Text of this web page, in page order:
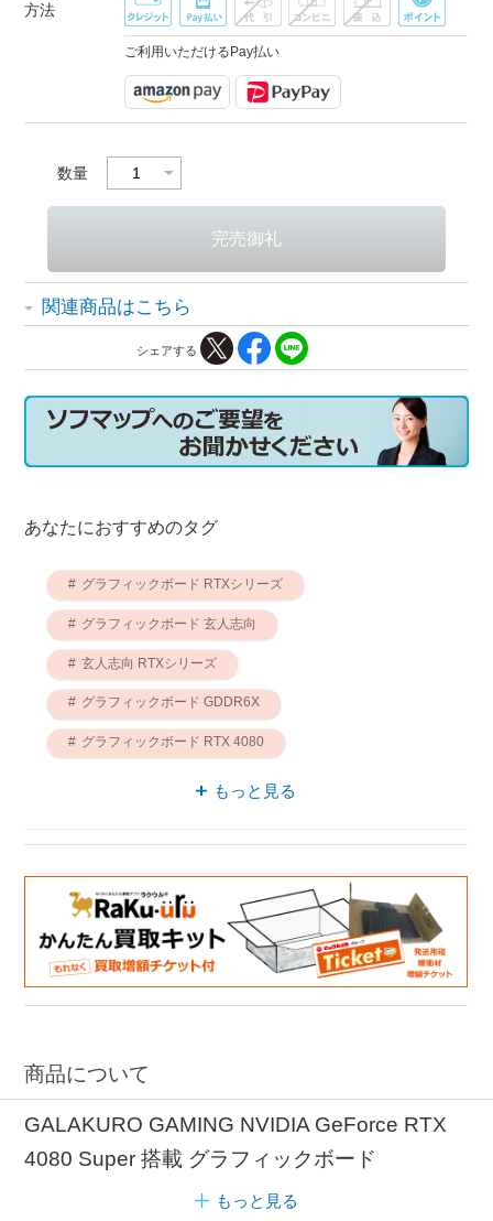
方法
ご利用いただけるPay払い
数量
関連商品はこちら
シェアする
あなたにおすすめのタグ
グラフィックボード RTXシリーズ
グラフィックボード 玄人志向
玄人志向 RTXシリーズ
グラフィックボード GDDR6X
グラフィックボード RTX 4080
PCI-E GDDR6X
もっと見る
商品について
GALAKURO GAMING NVIDIA GeForce RTX
4080 Super 搭載 グラフィックボード
もっと見る